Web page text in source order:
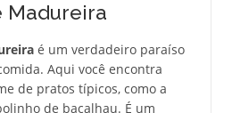
Madureira
é um verdadeiro paraíso
Aqui você encontra
de pratos típicos, como a
de bacalhau. É um